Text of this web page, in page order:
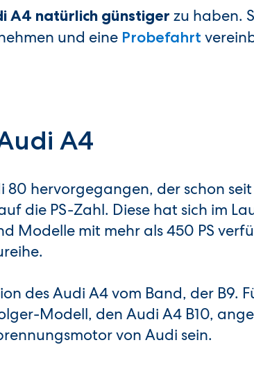
A4 natürlich günstiger zu haben.
und eine Probefahrt
A4
80 hervorgegangen, der schon
die PS-Zahl. Diese hat sich im
Modelle mit mehr als 450 PS
des Audi A4 vom Band, der B9.
Modell, den Audi A4 B10,
von Audi sein.